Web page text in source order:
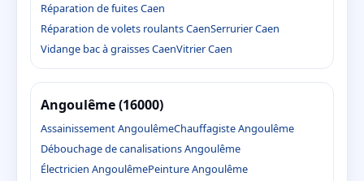
Réparation de fuites Caen
Réparation de volets roulants CaenSerrurier Caen
Vidange bac à graisses CaenVitrier Caen
Angoulême (16000)
Assainissement AngoulêmeChauffagiste Angoulême
Débouchage de canalisations Angoulême
Électricien AngoulêmePeinture Angoulême